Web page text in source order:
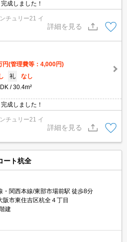
成しました！
チュリー21 イ
詳細を見る
円(管理費等：4,000円)
礼
なし
30.4m²
成しました！
チュリー21 イ
詳細を見る
ート杭全
・関西本線/東部市場前駅 徒歩8分
阪市東住吉区杭全４丁目
建